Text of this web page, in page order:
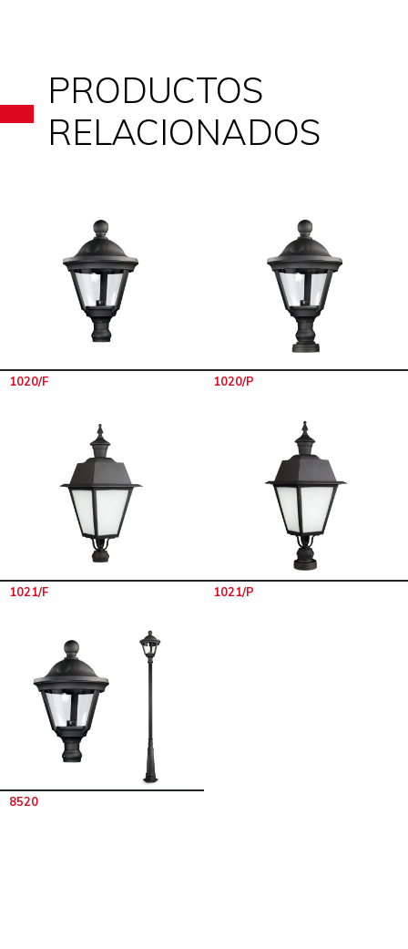
PRODUCTOS
RELACIONADOS
1020/F 1020/P
1021/F 1021/P
8520